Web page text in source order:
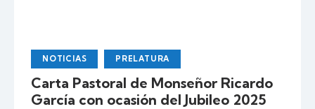
NOTICIAS PRELATURA
Carta Pastoral de Monseñor Ricardo
García con ocasión del Jubileo 2025